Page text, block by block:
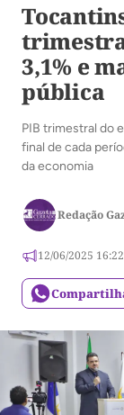
3,1% e
pública
PIB trimestral do
final de cada
da economia
Redação
12/06/2025 16:22